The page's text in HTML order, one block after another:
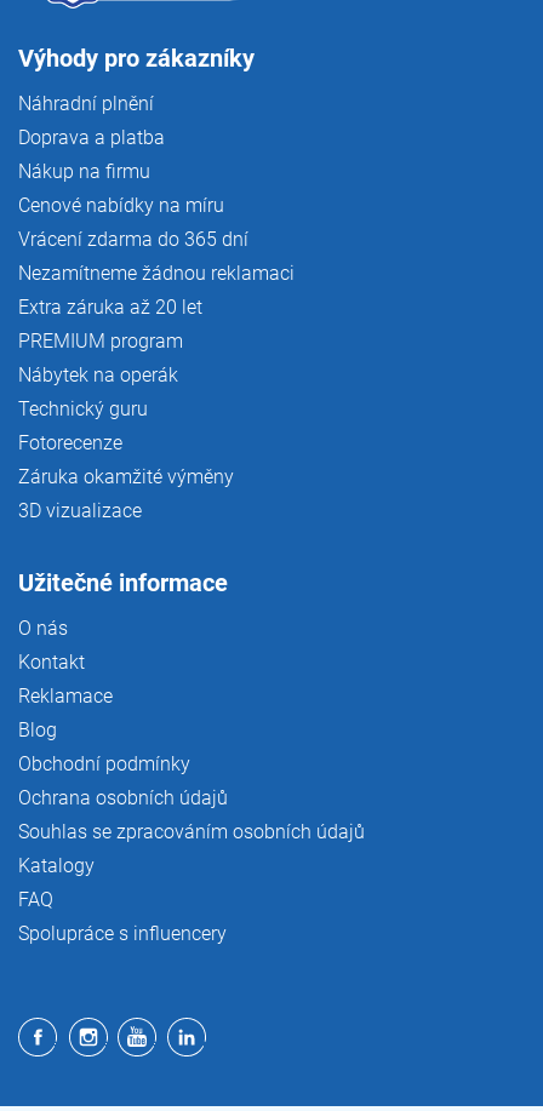
Výhody pro zákazníky
Náhradní plnění
Doprava a platba
Nákup na firmu
Cenové nabídky na míru
Vrácení zdarma do 365 dní
Nezamítneme žádnou reklamaci
Extra záruka až 20 let
PREMIUM program
Nábytek na operák
Technický guru
Fotorecenze
Záruka okamžité výměny
3D vizualizace
Užitečné informace
O nás
Kontakt
Reklamace
Blog
Obchodní podmínky
Ochrana osobních údajů
Souhlas se zpracováním osobních údajů
Katalogy
FAQ
Spolupráce s influencery